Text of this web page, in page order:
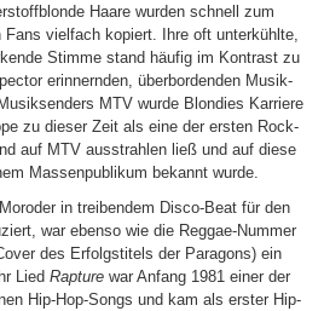
Haare wurden schnell zum
Fans vielfach kopiert. Ihre oft unterkühlte,
Stimme stand häufig im Kontrast zu
erinnernden, überbordenden Musik-
MTV wurde Blondies Karriere
zu dieser Zeit als eine der ersten Rock-
auf MTV ausstrahlen ließ und auf diese
Massenpublikum bekannt wurde.
in treibendem Disco-Beat für den
war ebenso wie die Reggae-Nummer
des Erfolgstitels der Paragons) ein
LiedRapture war Anfang 1981 einer der
Hip-Hop-Songs und kam als erster Hip-